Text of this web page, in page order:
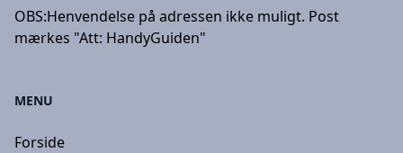
OBS:Henvendelse på adressen ikke muligt. Post
mærkes "Att: HandyGuiden"
MENU
Forside